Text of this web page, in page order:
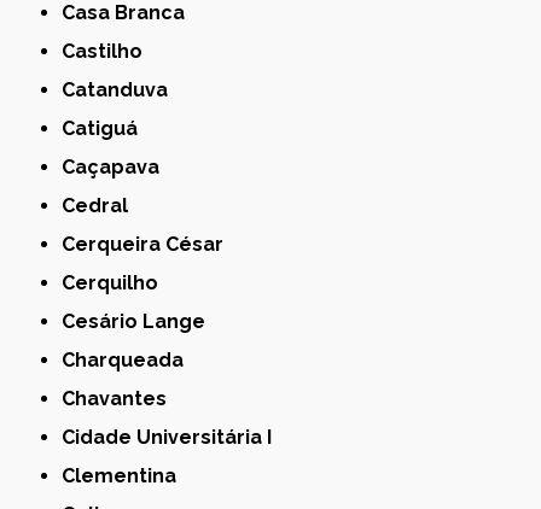
Casa Branca
Castilho
Catanduva
Catiguá
Caçapava
Cedral
Cerqueira César
Cerquilho
Cesário Lange
Charqueada
Chavantes
Cidade Universitária I
Clementina